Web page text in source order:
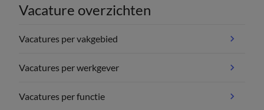
Vacature overzichten
Vacatures per vakgebied
Vacatures per werkgever
Vacatures per functie